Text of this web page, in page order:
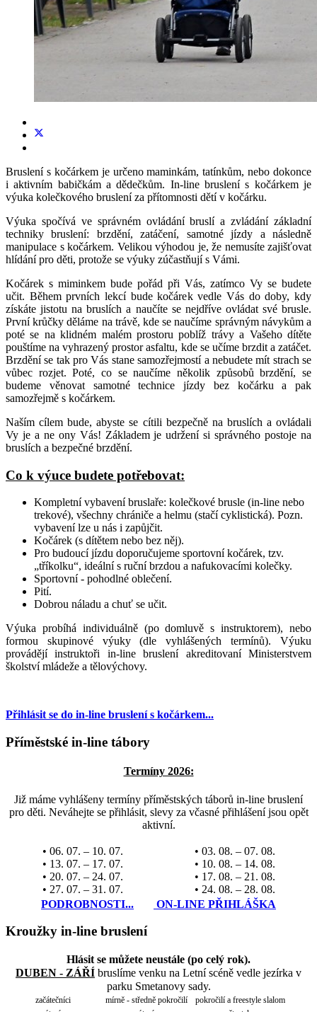
Bruslení s kočárkem je určeno maminkám, tatínkům, nebo dokonce
i aktivním babičkám a dědečkům. In-line bruslení s kočárkem je
výuka kolečkového bruslení za přítomnosti dětí v kočárku.
Výuka spočívá ve správném ovládání bruslí a zvládání základní
techniky bruslení: brzdění, zatáčení, samotné jízdy a následně
manipulace s kočárkem. Velikou výhodou je, že nemusíte zajišťovat
hlídání pro děti, protože se výuky zúčastňují s Vámi.
Kočárek s miminkem bude pořád při Vás, zatímco Vy se budete
učit. Během prvních lekcí bude kočárek vedle Vás do doby, kdy
získáte jistotu na bruslích a naučíte se nejdříve ovládat své brusle.
První krůčky děláme na trávě, kde se naučíme správným návykům a
poté se na klidném malém prostoru poblíž trávy a Vašeho dítěte
pouštíme na vyhrazený prostor asfaltu, kde se učíme brzdit a zatáčet.
Brzdění se tak pro Vás stane samozřejmostí a nebudete mít strach se
vůbec rozjet. Poté, co se naučíme několik způsobů brzdění, se
budeme věnovat samotné technice jízdy bez kočárku a pak
samozřejmě s kočárkem.
Naším cílem bude, abyste se cítili bezpečně na bruslích a ovládali
Vy je a ne ony Vás! Základem je udržení si správného postoje na
bruslích a bezpečné brzdění.
Co k výuce budete potřebovat:
Kompletní vybavení bruslaře: kolečkové brusle (in-line nebo
trekové), všechny chrániče a helmu (stačí cyklistická). Pozn.
vybavení lze u nás i zapůjčit.
Kočárek (s dítětem nebo bez něj).
Pro budoucí jízdu doporučujeme sportovní kočárek, tzv.
„tříkolku“, ideální s ruční brzdou a nafukovacími kolečky.
Sportovní - pohodlné oblečení.
Pití.
Dobrou náladu a chuť se učit.
Výuka probíhá individuálně (po domluvě s instruktorem), nebo
formou skupinové výuky (dle vyhlášených termínů). Výuku
provádějí instruktoři in-line bruslení akreditovaní Ministerstvem
školství mládeže a tělovýchovy.
Přihlásit se do in-line bruslení s kočárkem...
Příměstské in-line tábory
Termíny 2026:
Již máme vyhlášeny termíny příměstských táborů in-line bruslení
pro děti. Neváhejte se přihlásit, slevy za včasné přihlášení jsou opět
aktivní.
• 06. 07. – 10. 07.
• 13. 07. – 17. 07.
• 20. 07. – 24. 07.
• 27. 07. – 31. 07.
• 03. 08. – 07. 08.
• 10. 08. – 14. 08.
• 17. 08. – 21. 08.
• 24. 08. – 28. 08.
PODROBNOSTI...
ON-LINE PŘIHLÁŠKA
Kroužky in-line bruslení
Hlásit se můžete neustále (po celý rok).
DUBEN - ZÁŘÍ bruslíme venku na Letní scéně vedle jezírka v
parku Smetanovy sady.
začátečníci mírně - středně pokročilí
pokročilí a freestyle slalom